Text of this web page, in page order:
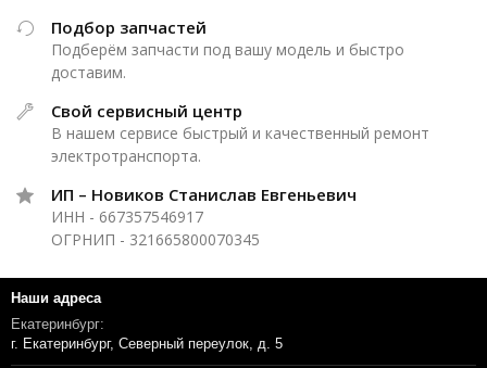
Подбор запчастей
Подберём запчасти под вашу модель и быстро
доставим.
Свой сервисный центр
В нашем сервисе быстрый и качественный ремонт
электротранспорта.
ИП – Новиков Станислав Евгеньевич
ИНН - 667357546917
ОГРНИП - 321665800070345
Наши адреса
Екатеринбург:
г. Екатеринбург, Северный переулок, д. 5